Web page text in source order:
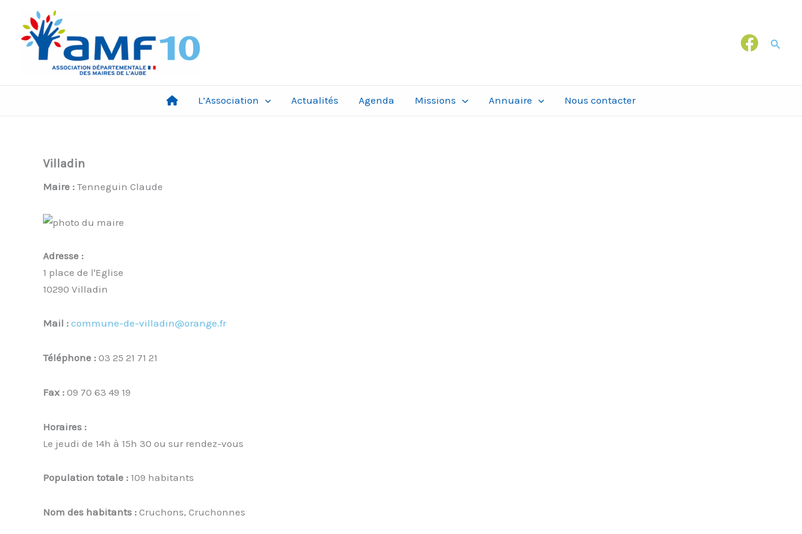
contenu
L’Association Actualités Agenda Missions Annuaire Nous contacter
Villadin
Maire : Tenneguin Claude
Adresse :
1 place de l'Eglise
10290 Villadin
Mail : commune-de-villadin@orange.fr
Téléphone : 03 25 21 71 21
Fax : 09 70 63 49 19
Horaires :
Le jeudi de 14h à 15h 30 ou sur rendez-vous
Population totale : 109 habitants
Nom des habitants : Cruchons, Cruchonnes